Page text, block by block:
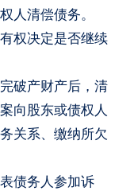
人清偿债务。
权决定是否继续
破产财产后，清
向股东或债权人
关系、缴纳所欠
债务人参加诉